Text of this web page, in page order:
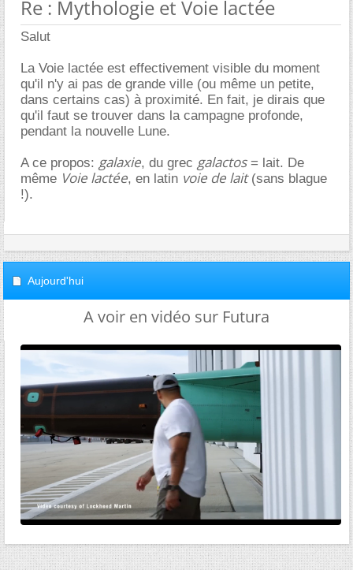
Re : Mythologie et Voie lactée
Salut
La Voie lactée est effectivement visible du moment
qu'il n'y ai pas de grande ville (ou même un petite,
dans certains cas) à proximité. En fait, je dirais que
qu'il faut se trouver dans la campagne profonde,
pendant la nouvelle Lune.
A ce propos: galaxie, du grec galactos= lait. De
même Voie lactée, en latin voie de lait(sans blague
!).
Aujourd'hui
A voir en vidéo sur Futura